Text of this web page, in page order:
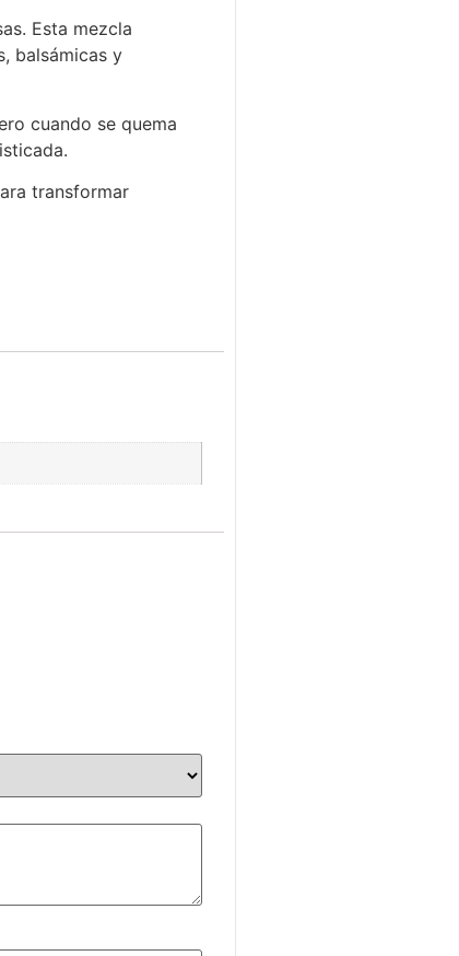
Esta mezcla
balsámicas y
cuando se quema
transformar